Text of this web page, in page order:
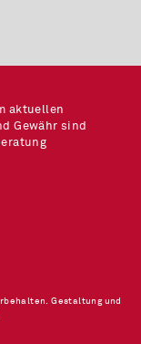
aktuellen
Gewähr sind
Gestaltung und